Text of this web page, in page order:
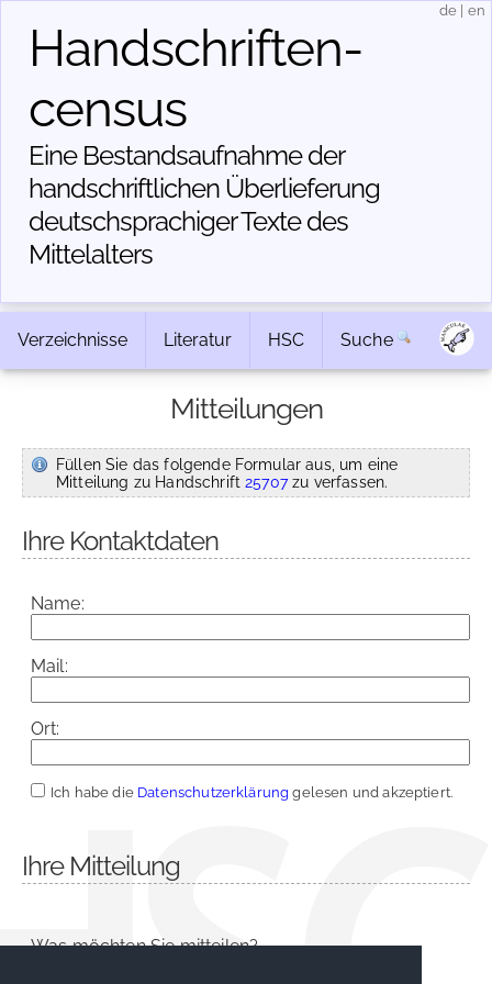
Handschriften­
census
Eine Bestandsaufnahme der
handschriftlichen Über­lieferung
deutschsprachiger Texte des
Mittelalters
de en
Verzeichnisse Literatur HSC Suche
Mitteilungen
Füllen Sie das folgende Formular aus, um eine
Mitteilung zu Handschrift25707zu verfassen.
Ihre Kontaktdaten
Name:
Mail:
Ort:
Ich habe die Datenschutzerklärung gelesen und akzeptiert.
Ihre Mitteilung
Was möchten Sie mitteilen?